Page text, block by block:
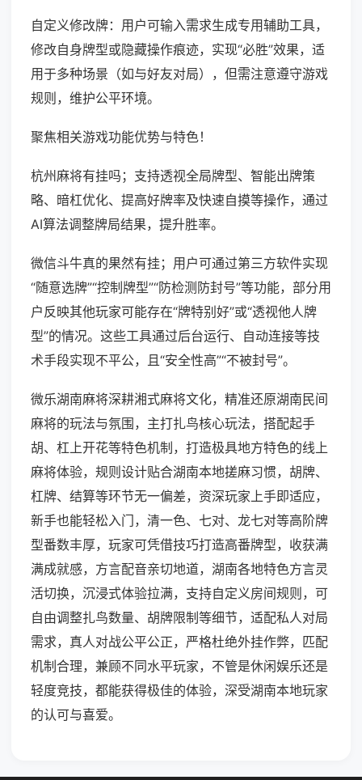
自定义修改牌：用户可输入需求生成专用辅助工具，
修改自身牌型或隐藏操作痕迹，实现“必胜”效果，适
用于多种场景（如与好友对局），但需注意遵守游戏
规则，维护公平环境。
聚焦相关游戏功能优势与特色！
杭州麻将有挂吗；支持透视全局牌型、智能出牌策
略、暗杠优化、提高好牌率及快速自摸等操作，通过
AI算法调整牌局结果，提升胜率。
微信斗牛真的果然有挂；用户可通过第三方软件实现
“随意选牌”“控制牌型”“防检测防封号”等功能，部分用
户反映其他玩家可能存在“牌特别好”或“透视他人牌
型”的情况。这些工具通过后台运行、自动连接等技
术手段实现不平公，且“安全性高”“不被封号”。
微乐湖南麻将深耕湘式麻将文化，精准还原湖南民间
麻将的玩法与氛围，主打扎鸟核心玩法，搭配起手
胡、杠上开花等特色机制，打造极具地方特色的线上
麻将体验，规则设计贴合湖南本地搓麻习惯，胡牌、
杠牌、结算等环节无一偏差，资深玩家上手即适应，
新手也能轻松入门，清一色、七对、龙七对等高阶牌
型番数丰厚，玩家可凭借技巧打造高番牌型，收获满
满成就感，方言配音亲切地道，湖南各地特色方言灵
活切换，沉浸式体验拉满，支持自定义房间规则，可
自由调整扎鸟数量、胡牌限制等细节，适配私人对局
需求，真人对战公平公正，严格杜绝外挂作弊，匹配
机制合理，兼顾不同水平玩家，不管是休闲娱乐还是
轻度竞技，都能获得极佳的体验，深受湖南本地玩家
的认可与喜爱。